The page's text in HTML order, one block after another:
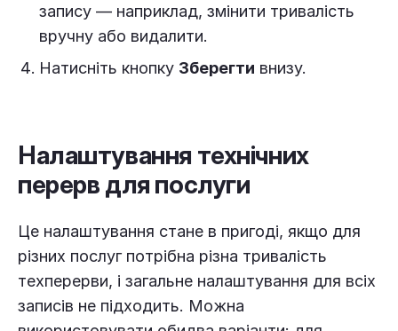
запису — наприклад, змінити тривалість
вручну або видалити.
Натисніть кнопку Зберегти внизу.
Налаштування технічних
перерв для послуги
Це налаштування стане в пригоді, якщо для
різних послуг потрібна різна тривалість
техперерви, і загальне налаштування для всіх
записів не підходить. Можна